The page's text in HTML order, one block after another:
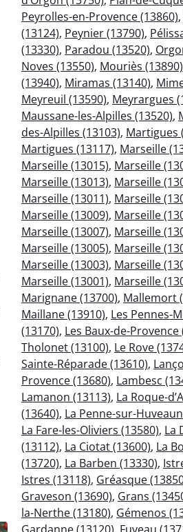
Peyrolles-en-Provence (13860),
(13124), Peynier (13790),
(13330), Paradou (13520),
Noves (13550), Mouriès (13890)
(13940), Miramas (13140),
Meyreuil (13590), Meyrargues
Maussane-les-Alpilles (13520),
des-Alpilles (13103), Martigues
Martigues (13117), Marseille
Marseille (13015), Marseille
Marseille (13013), Marseille
Marseille (13011), Marseille
Marseille (13009), Marseille
Marseille (13007), Marseille
Marseille (13005), Marseille
Marseille (13003), Marseille
Marseille (13001), Marseille
Marignane (13700), Mallemort
Maillane (13910), Les Pennes-
(13170), Les Baux-de-Provence
Tholonet (13100), Le Rove
Sainte-Réparade (13610),
Provence (13680), Lambesc
Lamanon (13113), La Roque-
(13640), La Penne-sur-
La Fare-les-Oliviers (13580), La
(13112), La Ciotat (13600), La
(13720), La Barben (13330),
Istres (13118), Gréasque
Graveson (13690), Grans
la-Nerthe (13180), Gémenos